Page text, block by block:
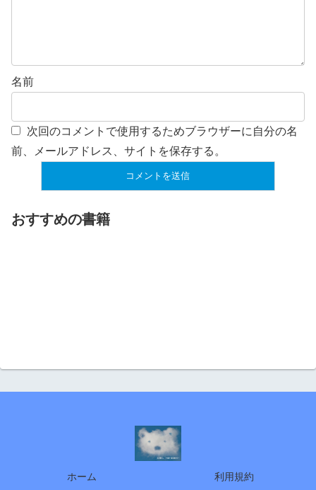
名前
次回のコメントで使用するためブラウザーに自分の名
前、メールアドレス、サイトを保存する。
おすすめの書籍
ホーム 利用規約